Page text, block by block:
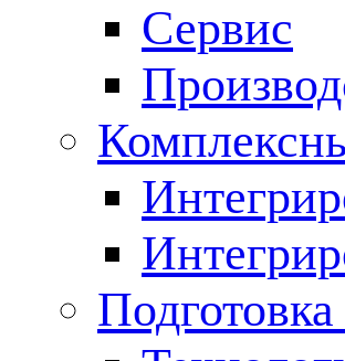
Сервис